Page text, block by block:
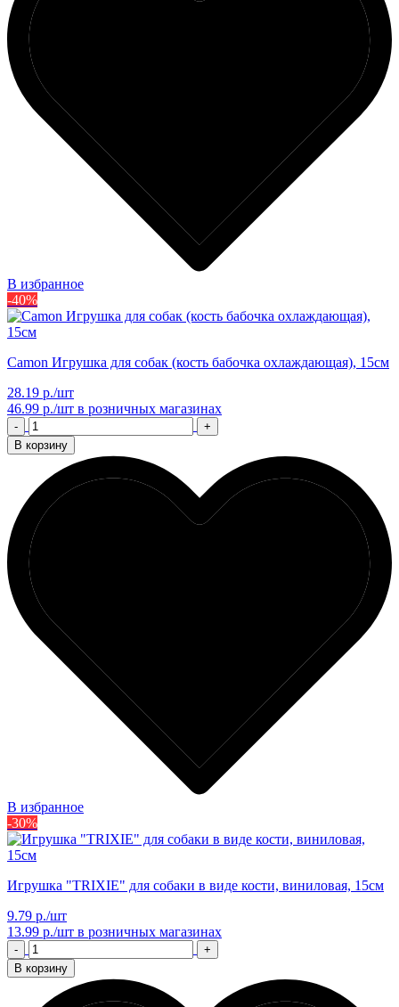
В избранное
-40%
Camon Игрушка для собак (кость бабочка охлаждающая), 15см
28.19 р./шт
46.99 р./шт в розничных магазинах
-
+
В корзину
В избранное
-30%
Игрушка "TRIXIE" для собаки в виде кости, виниловая, 15см
9.79 р./шт
13.99 р./шт в розничных магазинах
-
+
В корзину